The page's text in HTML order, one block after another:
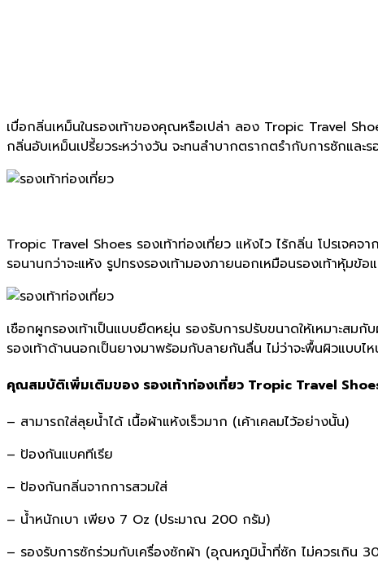
เบื่อกลิ่นเหม็นในรองเท้าของคุณหรือเปล่า ลอง Tropic Travel
กลิ่นอับเหม็นเปรี้ยวระหว่างวัน จะทนลำบากตรากตรำกับการซักและร
Tropic Travel Shoes รองเท้าท่องเที่ยว แห้งไว ไร้กลิ่น โปรเจ
รอนานกว่าจะแห้ง รูปทรงรองเท้ามองภายนอกเหมือนรองเท้าหุ้มข้
เชือกผูกรองเท้าเป็นแบบยืดหยุ่น รองรับการปรับขนาดให้เหมาะสม
รองเท้าด้านนอกเป็นยางมาพร้อมกับลายกันลื่น ไม่ว่าจะพื้นผิวแบบ
คุณสมบัติเพิ่มเติมของ รองเท้าท่องเที่ยว Tropic Travel
– สามารถใส่ลุยน้ำได้ เนื้อผ้าแห้งเร็วมาก (เค้าเคลมไว้อย่างนั้น)
– ป้องกันแบคทีเรีย
– ป้องกันกลิ่นจากการสวมใส่
– น้ำหนักเบา เพียง 7 Oz (ประมาณ 200 กรัม)
– รองรับการซักร่วมกับเครื่องซักผ้า (อุณหภูมิน้ำที่ซัก ไม่ควรเกิน